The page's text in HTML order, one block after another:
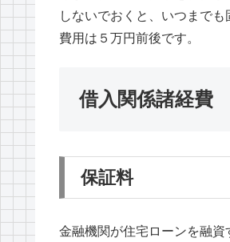
しないでおくと、いつまでも
費用は５万円前後です。
借入関係諸経費
保証料
金融機関が住宅ローンを融